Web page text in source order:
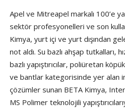
Apel ve Mitreapel markalı 100’e
sektör profesyonelleri ve son
Kimya, yurt içi ve yurt dışından
not aldı. Su bazlı ahşap tutkalları,
bazlı yapıştırıcılar, poliüretan
ve bantlar kategorisinde yer alan
çözümler sunan BETA Kimya,
MS Polimer teknolojili